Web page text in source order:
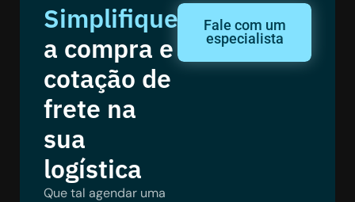
Simplifique
a compra e
cotação de
frete na
sua
logística
Que tal agendar uma
Fale com um
especialista